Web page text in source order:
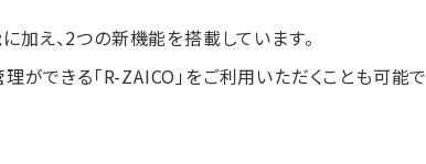
加え、2つの新機能を搭載しています。
ができる「R-ZAICO」をご利用いただくことも可能で